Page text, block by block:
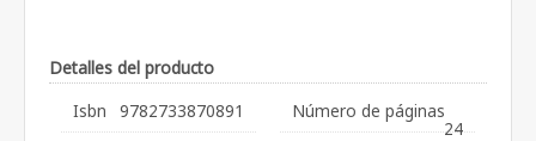
Detalles del producto
Isbn
9782733870891
Número de páginas
24